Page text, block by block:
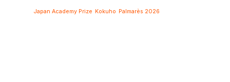
Japan Academy Prize Kokuho Palmarès 2026